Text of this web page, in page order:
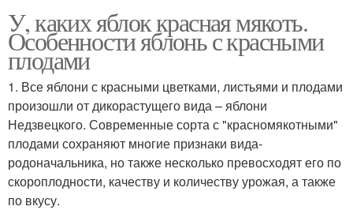
У, каких яблок красная мякоть.
Особенности яблонь с красными
плодами
1. Все яблони с красными цветками, листьями и плодами
произошли от дикорастущего вида – яблони
Недзвецкого. Современные сорта с "красномякотными"
плодами сохраняют многие признаки вида-
родоначальника, но также несколько превосходят его по
скороплодности, качеству и количеству урожая, а также
по вкусу.